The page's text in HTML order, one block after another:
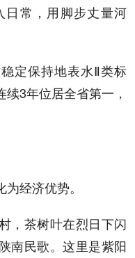
日常，用脚步丈量河
定保持地表水Ⅱ类标
3年位居全省第一，
经济优势。
，茶树叶在烈日下闪
南民歌。这里是紫阳